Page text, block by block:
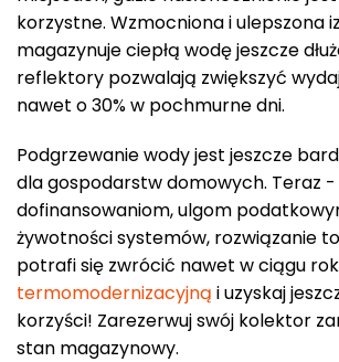
korzystne. Wzmocniona i ulepszona
magazynuje ciepłą wodę jeszcze
reflektory pozwalają zwiększyć
nawet o 30% w pochmurne dni.
Podgrzewanie wody jest jeszcze
dla gospodarstw domowych. Teraz -
dofinansowaniom, ulgom
żywotności systemów, rozwiązanie
potrafi się zwrócić nawet w ciągu
termomodernizacyjną i uzyskaj
korzyści! Zarezerwuj swój kolektor
stan magazynowy.